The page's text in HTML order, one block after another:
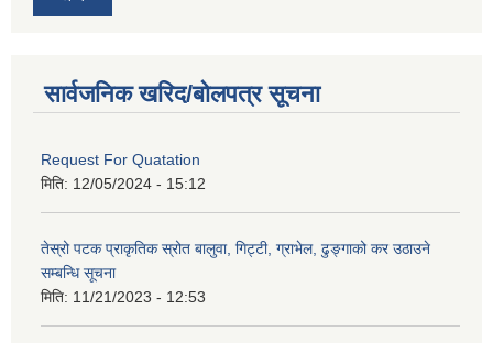
सार्वजनिक खरिद/बोलपत्र सूचना
Request For Quatation
मिति: 12/05/2024 - 15:12
तेस्रो पटक प्राकृतिक स्रोत बालुवा, गिट्टी, ग्राभेल, ढुङ्गाको कर उठाउने
सम्बन्धि सूचना
मिति: 11/21/2023 - 12:53